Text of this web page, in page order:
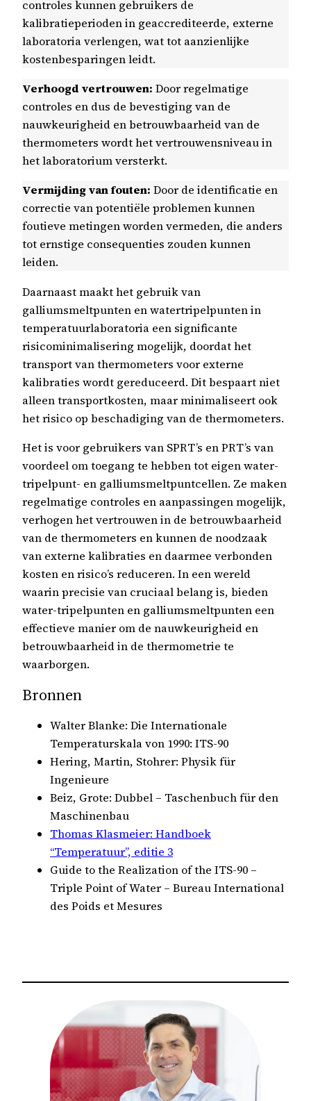
controles kunnen gebruikers de
kalibratieperioden in geaccrediteerde, externe
laboratoria verlengen, wat tot aanzienlijke
kostenbesparingen leidt.
Verhoogd vertrouwen: Door regelmatige
controles en dus de bevestiging van de
nauwkeurigheid en betrouwbaarheid van de
thermometers wordt het vertrouwensniveau in
het laboratorium versterkt.
Vermijding van fouten: Door de identificatie en
correctie van potentiële problemen kunnen
foutieve metingen worden vermeden, die anders
tot ernstige consequenties zouden kunnen
leiden.
Daarnaast maakt het gebruik van
galliumsmeltpunten en watertripelpunten in
temperatuurlaboratoria een significante
risicominimalisering mogelijk, doordat het
transport van thermometers voor externe
kalibraties wordt gereduceerd. Dit bespaart niet
alleen transportkosten, maar minimaliseert ook
het risico op beschadiging van de thermometers.
Het is voor gebruikers van SPRT’s en PRT’s van
voordeel om toegang te hebben tot eigen water-
tripelpunt- en galliumsmeltpuntcellen. Ze maken
regelmatige controles en aanpassingen mogelijk,
verhogen het vertrouwen in de betrouwbaarheid
van de thermometers en kunnen de noodzaak
van externe kalibraties en daarmee verbonden
kosten en risico’s reduceren. In een wereld
waarin precisie van cruciaal belang is, bieden
water-tripelpunten en galliumsmeltpunten een
effectieve manier om de nauwkeurigheid en
betrouwbaarheid in de thermometrie te
waarborgen.
Bronnen
Walter Blanke: Die Internationale
Temperaturskala von 1990: ITS-90
Hering, Martin, Stohrer: Physik für
Ingenieure
Beiz, Grote: Dubbel – Taschenbuch für den
Maschinenbau
Thomas Klasmeier: Handboek
“Temperatuur”, editie 3
Guide to the Realization of the ITS-90 –
Triple Point of Water – Bureau International
des Poids et Mesures